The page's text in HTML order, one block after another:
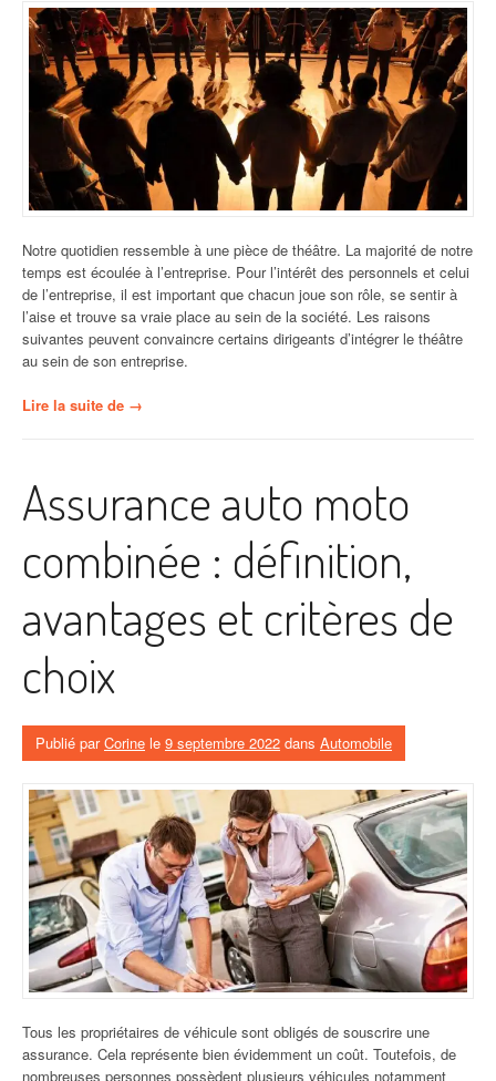
Notre quotidien ressemble à une pièce de théâtre. La majorité de notre
temps est écoulée à l’entreprise. Pour l’intérêt des personnels et celui
de l’entreprise, il est important que chacun joue son rôle, se sentir à
l’aise et trouve sa vraie place au sein de la société. Les raisons
suivantes peuvent convaincre certains dirigeants d’intégrer le théâtre
au sein de son entreprise.
Lire la suite de « Les
théâtres
d’entreprise »
→
Assurance auto moto
combinée : définition,
avantages et critères de
choix
Publié parCorine le 9 septembre 2022 dans Automobile
Tous les propriétaires de véhicule sont obligés de souscrire une
assurance. Cela représente bien évidemment un coût. Toutefois, de
nombreuses personnes possèdent plusieurs véhicules notamment